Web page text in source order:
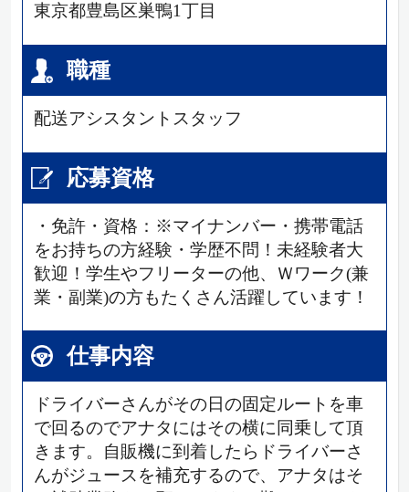
東京都豊島区巣鴨1丁目
職種
配送アシスタントスタッフ
応募資格
・免許・資格：※マイナンバー・携帯電話
をお持ちの方経験・学歴不問！未経験者大
歓迎！学生やフリーターの他、Ｗワーク(兼
業・副業)の方もたくさん活躍しています！
仕事内容
ドライバーさんがその日の固定ルートを車
で回るのでアナタにはその横に同乗して頂
きます。自販機に到着したらドライバーさ
んがジュースを補充するので、アナタはそ